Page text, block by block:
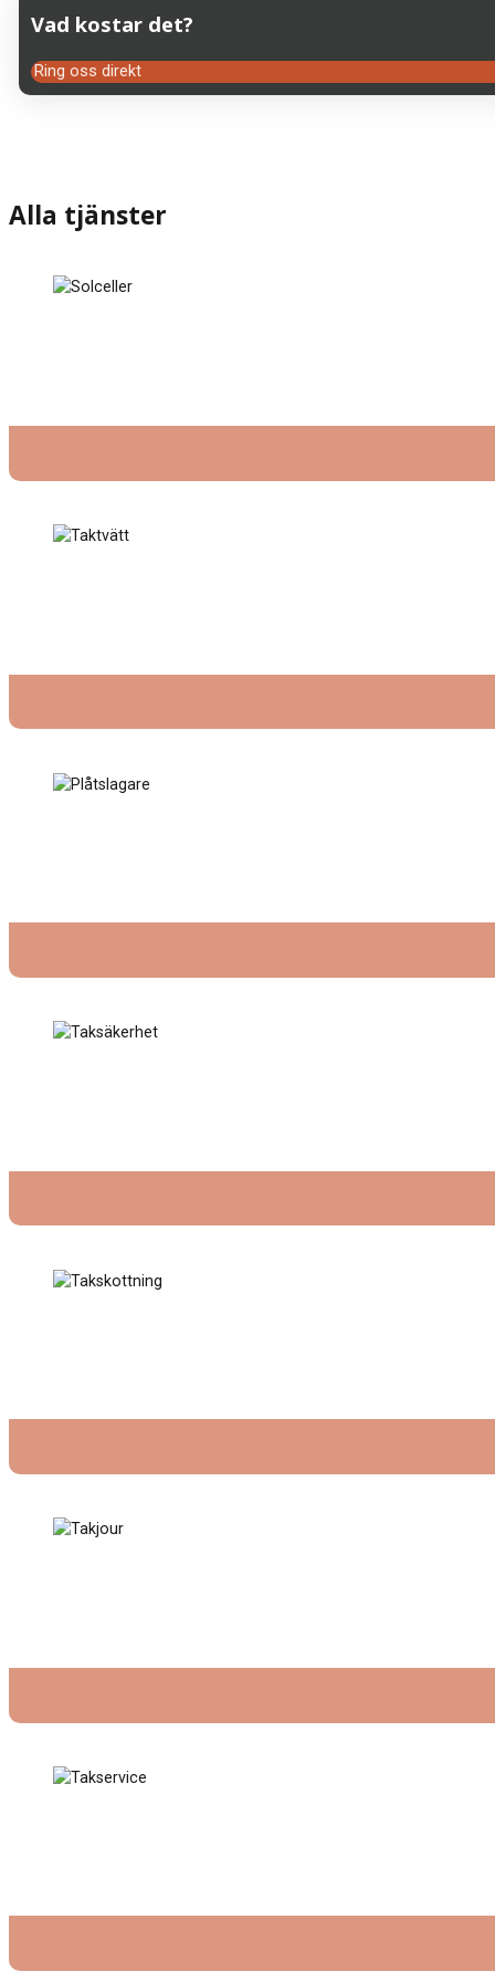
Vad kostar det?
Ring oss direkt
Alla tjänster